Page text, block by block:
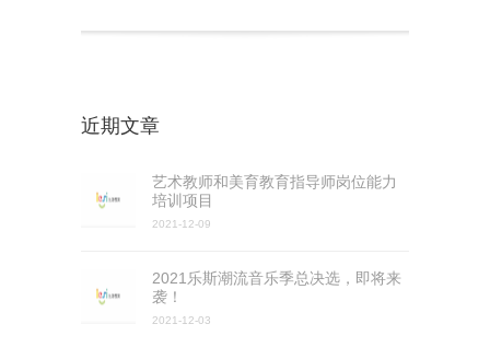
近期文章
艺术教师和美育教育指导师岗位能力
培训项目
2021-12-09
2021乐斯潮流音乐季总决选，即将来
袭！
2021-12-03